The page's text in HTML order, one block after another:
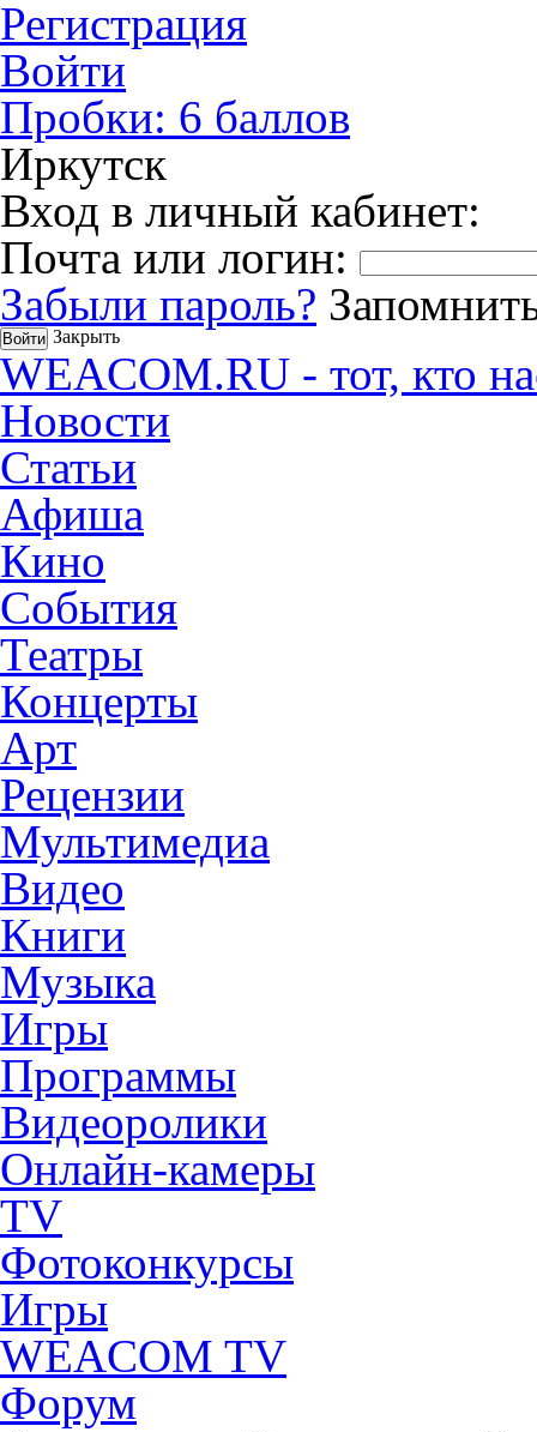
Регистрация
Войти
Пробки: 6 баллов
Иркутск
Вход в личный кабинет:
Почта или логин:
Забыли пароль?
Закрыть
WEACOM.RU - тот, кто
Новости
Статьи
Афиша
Кино
События
Театры
Концерты
Арт
Рецензии
Мультимедиа
Видео
Книги
Музыка
Игры
Программы
Видеоролики
Онлайн-камеры
TV
Фотоконкурсы
Игры
WEACOM TV
Форум